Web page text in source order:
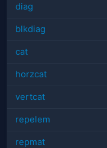
diag
blkdiag
cat
horzcat
vertcat
repelem
repmat